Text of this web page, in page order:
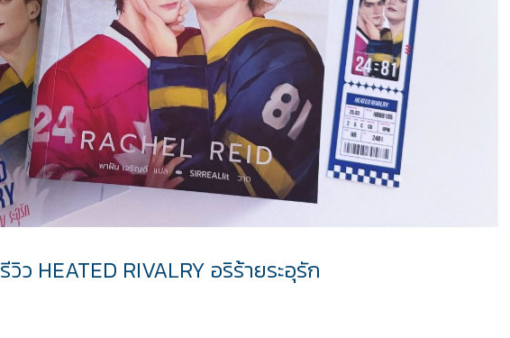
รีวิว HEATED RIVALRY อริร้ายระอุรัก